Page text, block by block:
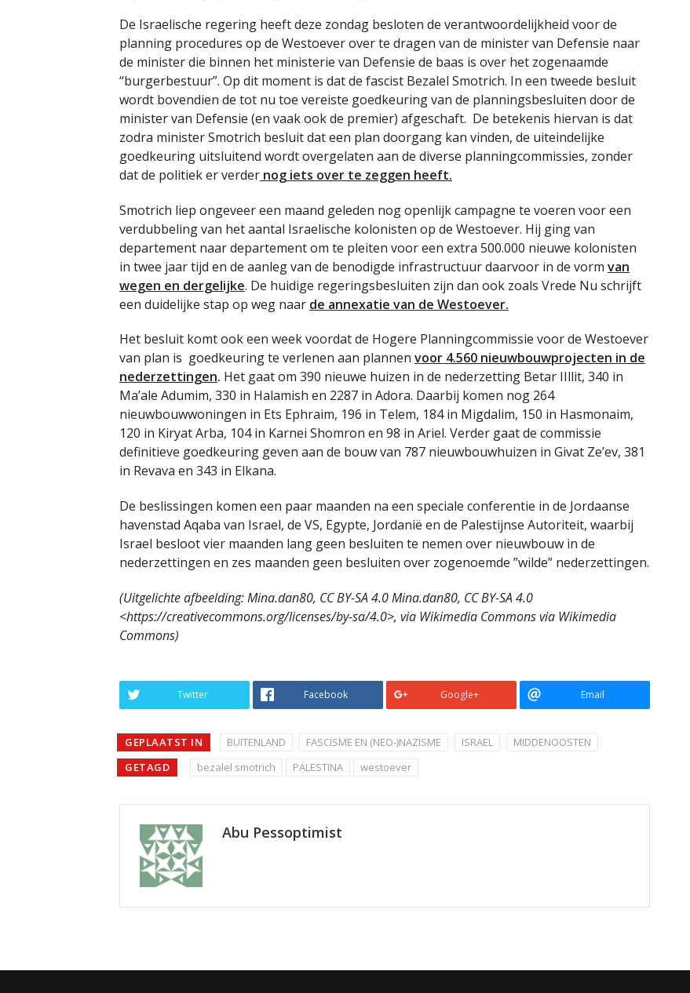
De Israelische regering heeft deze zondag besloten de verantwoordelijkheid voor de
planning procedures op de Westoever over te dragen van de minister van Defensie naar
de minister die binnen het ministerie van Defensie de baas is over het zogenaamde
“burgerbestuur”. Op dit moment is dat de fascist Bezalel Smotrich. In een tweede besluit
wordt bovendien de tot nu toe vereiste goedkeuring van de planningsbesluiten door de
minister van Defensie (en vaak ook de premier) afgeschaft. De betekenis hiervan is dat
zodra minister Smotrich besluit dat een plan doorgang kan vinden, de uiteindelijke
goedkeuring uitsluitend wordt overgelaten aan de diverse planningcommissies, zonder
dat de politiek er verder nog iets over te zeggen heeft.
Smotrich liep ongeveer een maand geleden nog openlijk campagne te voeren voor een
verdubbeling van het aantal Israelische kolonisten op de Westoever. Hij ging van
departement naar departement om te pleiten voor een extra 500.000 nieuwe kolonisten
in twee jaar tijd en de aanleg van de benodigde infrastructuur daarvoor in de vorm van
wegen en dergelijke. De huidige regeringsbesluiten zijn dan ook zoals Vrede Nu schrijft
een duidelijke stap op weg naar de annexatie van de Westoever.
Het besluit komt ook een week voordat de Hogere Planningcommissie voor de Westoever
van plan is goedkeuring te verlenen aan plannen voor 4.560 nieuwbouwprojecten in de
nederzettingen. Het gaat om 390 nieuwe huizen in de nederzetting Betar IIllit, 340 in
Ma’ale Adumim, 330 in Halamish en 2287 in Adora. Daarbij komen nog 264
nieuwbouwwoningen in Ets Ephraim, 196 in Telem, 184 in Migdalim, 150 in Hasmonaim,
120 in Kiryat Arba, 104 in Karnei Shomron en 98 in Ariel. Verder gaat de commissie
definitieve goedkeuring geven aan de bouw van 787 nieuwbouwhuizen in Givat Ze’ev, 381
in Revava en 343 in Elkana.
De beslissingen komen een paar maanden na een speciale conferentie in de Jordaanse
havenstad Aqaba van Israel, de VS, Egypte, Jordanië en de Palestijnse Autoriteit, waarbij
Israel besloot vier maanden lang geen besluiten te nemen over nieuwbouw in de
nederzettingen en zes maanden geen besluiten over zogenoemde ”wilde” nederzettingen.
(Uitgelichte afbeelding: Mina.dan80, CC BY-SA 4.0 Mina.dan80, CC BY-SA 4.0
<https://creativecommons.org/licenses/by-sa/4.0>, via Wikimedia Commons via Wikimedia
Commons)
Twitter Facebook Google+ Email
GEPLAATST IN BUITENLAND FASCISME EN (NEO-)NAZISME ISRAEL
MIDDENOOSTEN
GETAGD
bezalel smotrich PALESTINA westoever
Abu Pessoptimist